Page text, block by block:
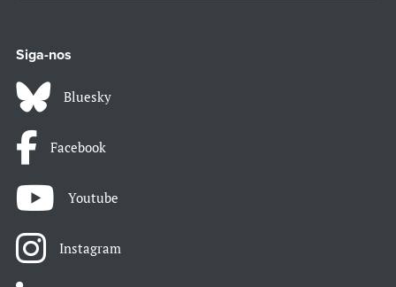
Siga-nos
Bluesky
Facebook
Youtube
Instagram